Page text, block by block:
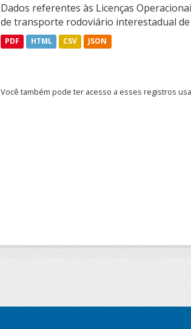
Dados referentes às Licenças
de transporte rodoviário interestadual de
PDF HTML CSV JSON
Você também pode ter acesso a esses registros